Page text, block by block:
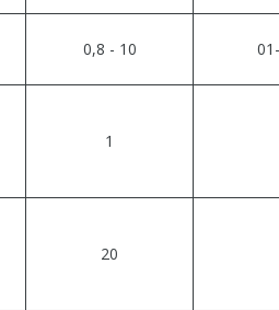
0,8 - 10
1
20